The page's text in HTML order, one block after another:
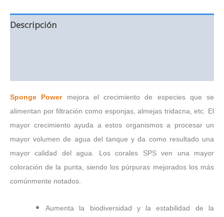
Descripción
Sponge Power
mejora el crecimiento de especies que se
alimentan por filtración como esponjas, almejas tridacna, etc. El
mayor crecimiento ayuda a estos organismos a procesar un
mayor volumen de agua del tanque y da como resultado una
mayor calidad del agua. Los corales SPS ven una mayor
coloración de la punta, siendo los púrpuras mejorados los más
comúnmente notados.
Aumenta la biodiversidad y la estabilidad de la